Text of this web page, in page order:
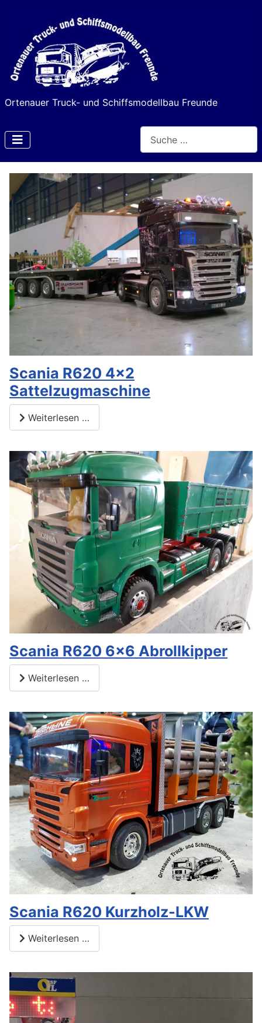
Ortenauer Truck- und Schiffsmodellbau Freunde
Type 2 or more characters
Scania R620 4x2
Sattelzugmaschine
Weiterlesen …
Scania R620 6x6 Abrollkipper
Weiterlesen …
Scania R620 Kurzholz-LKW
Weiterlesen …